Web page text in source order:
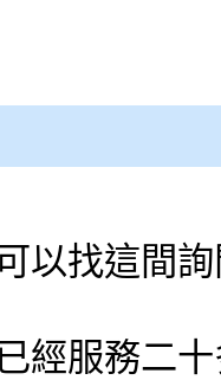
以找這間
經服務二